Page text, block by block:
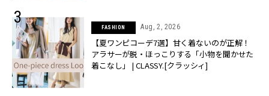
FASHION Aug, 2, 2026
【夏ワンピコーデ7選】甘く着ないのが正解！
アラサーが脱・ほっこりする「小物を聞かせた
着こなし」 | CLASSY.[クラッシィ]